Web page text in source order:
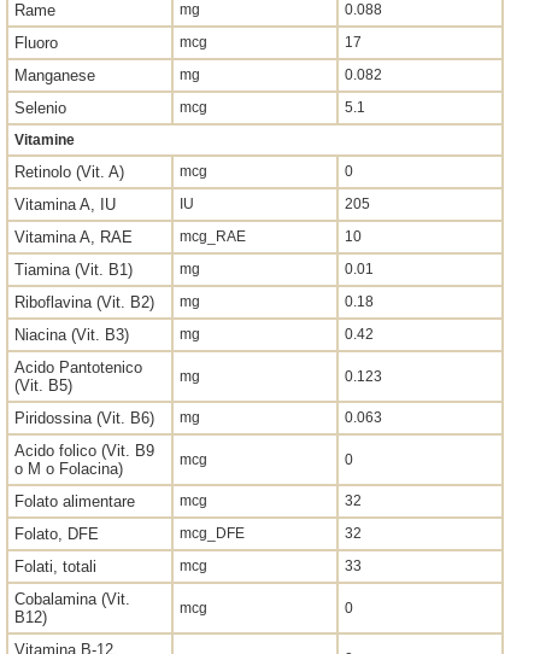
Rame mg 0.088
Fluoro mcg 17
Manganese mg 0.082
Selenio mcg
5.1
Vitamine
Retinolo (Vit. A) mcg 0
Vitamina A, IU IU 205
Vitamina A, RAE mcg_RAE 10
Tiamina (Vit. B1) mg 0.01
Riboflavina (Vit. B2) mg 0.18
Niacina (Vit. B3) mg 0.42
Acido Pantotenico
(Vit. B5)
mg 0.123
Piridossina (Vit. B6) mg 0.063
Acido folico (Vit. B9
o M o Folacina)
mcg 0
Folato alimentare mcg 32
Folato, DFE mcg_DFE 32
Folati, totali mcg 33
Cobalamina (Vit.
B12)
mcg 0
Vitamina B-12,